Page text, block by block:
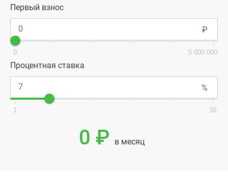
Первый взнос
0 5 000 000
Процентная ставка
1 30
0 ₽ в месяц